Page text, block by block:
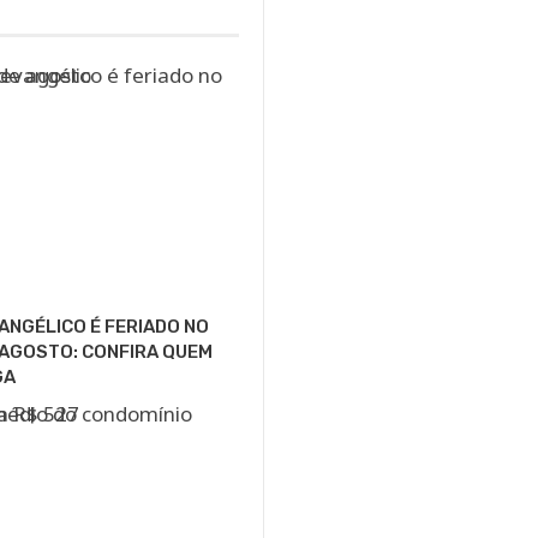
É FERIADO NO
CONFIRA QUEM